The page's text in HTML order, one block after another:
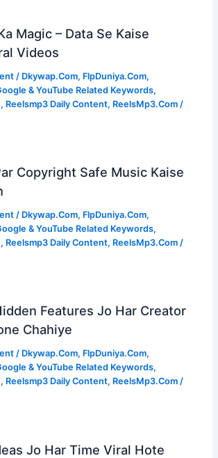
Magic – Data Se Kaise
Videos
/ Dkywap.Com, FlpDuniya.Com,
& YouTube Related Keywords,
, Reelsmp3 Daily Content, ReelsMp3.Com /
Copyright Safe Music Kaise
/ Dkywap.Com, FlpDuniya.Com,
& YouTube Related Keywords,
, Reelsmp3 Daily Content, ReelsMp3.Com /
Features Jo Har Creator
Chahiye
/ Dkywap.Com, FlpDuniya.Com,
& YouTube Related Keywords,
, Reelsmp3 Daily Content, ReelsMp3.Com /
Jo Har Time Viral Hote